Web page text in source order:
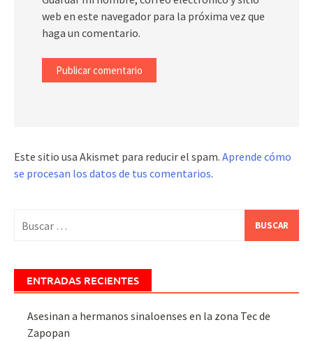
web en este navegador para la próxima vez que
haga un comentario.
Este sitio usa Akismet para reducir el spam. Aprende cómo
se procesan los datos de tus comentarios.
ENTRADAS RECIENTES
Asesinan a hermanos sinaloenses en la zona Tec de
Zapopan